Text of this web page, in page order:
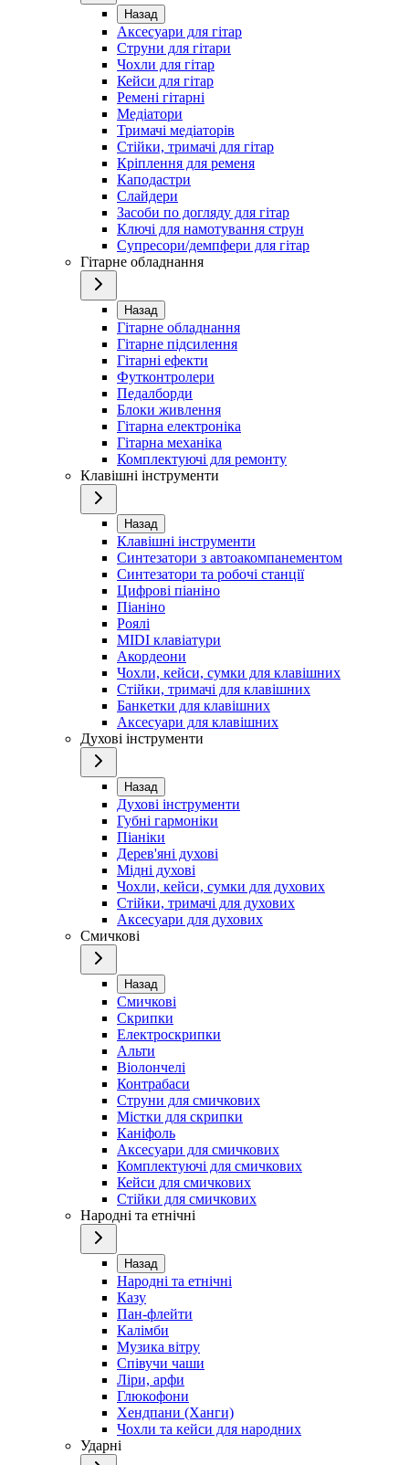
Назад
Аксесуари для гітар
Струни для гітари
Чохли для гітар
Кейси для гітар
Ремені гітарні
Медіатори
Тримачі медіаторів
Стійки, тримачі для гітар
Кріплення для ременя
Каподастри
Слайдери
Засоби по догляду для гітар
Ключі для намотування струн
Супресори/демпфери для гітар
Гітарне обладнання
Назад
Гітарне обладнання
Гітарне підсилення
Гітарні ефекти
Футконтролери
Педалборди
Блоки живлення
Гітарна електроніка
Гітарна механіка
Комплектуючі для ремонту
Клавішні інструменти
Назад
Клавішні інструменти
Синтезатори з автоакомпанементом
Синтезатори та робочі станції
Цифрові піаніно
Піаніно
Роялі
MIDI клавіатури
Акордеони
Чохли, кейси, сумки для клавішних
Стійки, тримачі для клавішних
Банкетки для клавішних
Аксесуари для клавішних
Духові інструменти
Назад
Духові інструменти
Губні гармоніки
Піаніки
Дерев'яні духові
Мідні духові
Чохли, кейси, сумки для духових
Стійки, тримачі для духових
Аксесуари для духових
Смичкові
Назад
Смичкові
Скрипки
Електроскрипки
Альти
Віолончелі
Контрабаси
Струни для смичкових
Містки для скрипки
Каніфоль
Аксесуари для смичкових
Комплектуючі для смичкових
Кейси для смичкових
Стійки для смичкових
Народні та етнічні
Назад
Народні та етнічні
Казу
Пан-флейти
Калімби
Музика вітру
Співучи чаши
Ліри, арфи
Глюкофони
Хендпани (Ханги)
Чохли та кейси для народних
Ударні